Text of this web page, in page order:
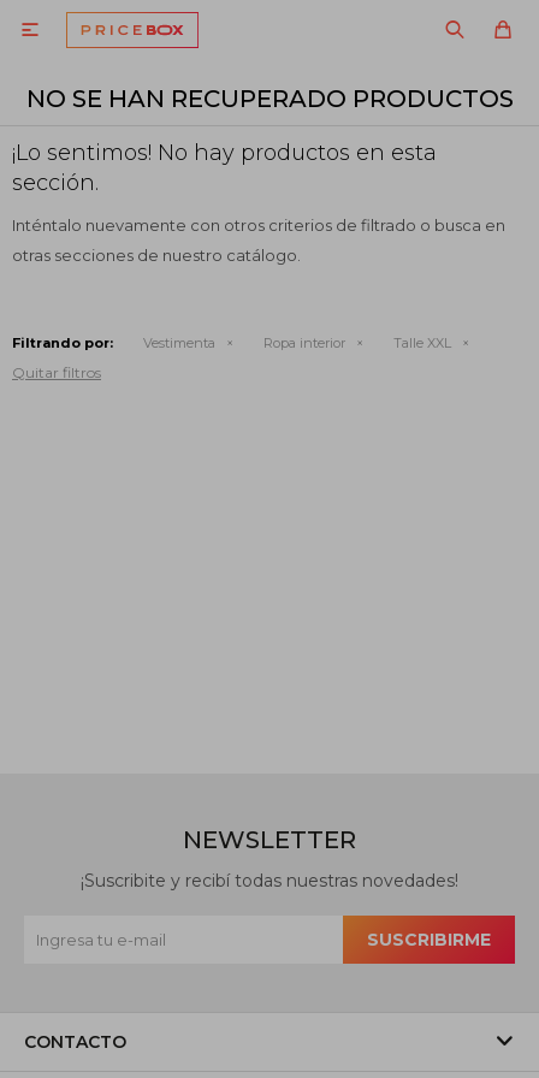

NO SE HAN RECUPERADO PRODUCTOS
¡Lo sentimos! No hay productos en esta
sección.
Inténtalo nuevamente con otros criterios de filtrado o busca en
otras secciones de nuestro catálogo.
Filtrando por: Vestimenta Ropa interior Talle XXL
Quitar filtros
CONTACTO
NEWSLETTER
¡Suscribite y recibí todas nuestras novedades!
SUSCRIBIRME